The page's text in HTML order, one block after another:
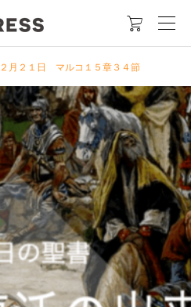

２月２１日 マルコ１５章３４節